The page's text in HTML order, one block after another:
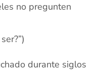
no pregunten
durante siglos